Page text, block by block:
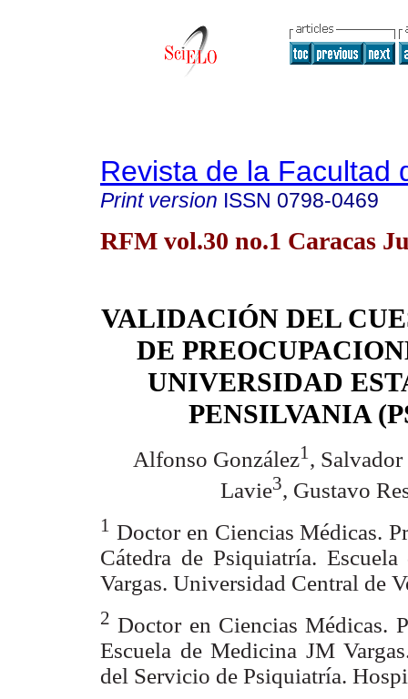
Revista de la Facultad
Print version ISSN 0798-0469
RFM vol.30 no.1 Caracas
VALIDACIÓN DEL
DE
UNIVERSIDAD
PENSILVANIA
Alfonso González1 ,
Lavie3, Gustavo
1 Doctor en Ciencias Médicas.
Cátedra de Psiquiatría. Escuela
Vargas. Universidad Central de
2 Doctor en Ciencias Médicas.
Escuela de Medicina JM
del Servicio de Psiquiatría.